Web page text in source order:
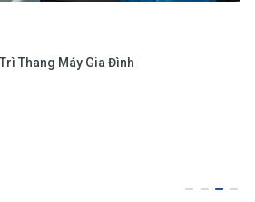
Thang Máy Gia Đình